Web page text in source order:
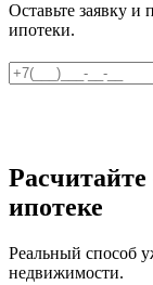
Оставьте заявку и
ипотеки.
ипотеке
Реальный способ
недвижимости.